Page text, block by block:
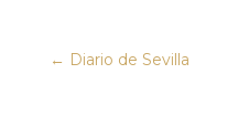
← Diario de Sevilla